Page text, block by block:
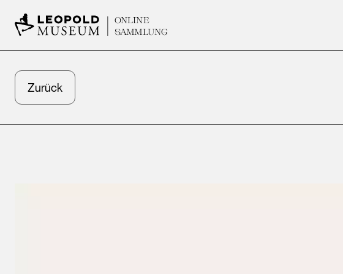
ONLINE
SAMMLUNG
Zurück